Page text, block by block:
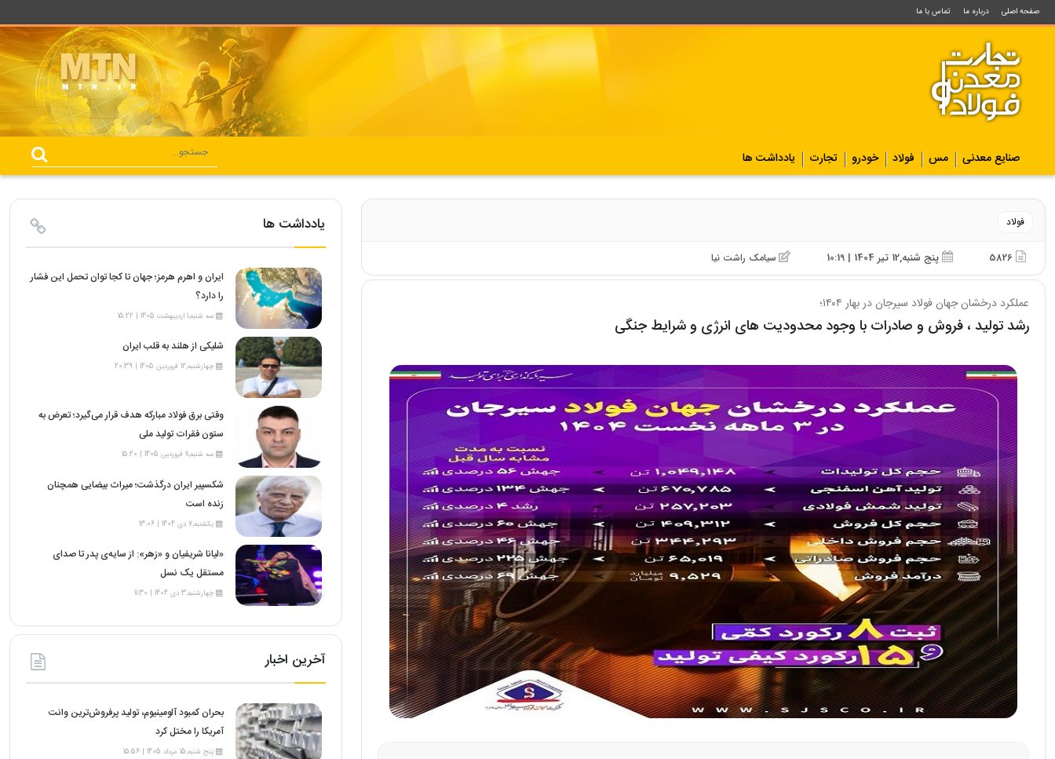
صفحه اصلی درباره ما تماس با ما
صنایع معدنی مس فولاد خودرو تجارت یادداشت ها
فولاد
5826 پنج شنبه,12 تیر 1404 | 10:19 سیامک راشت نیا
عملکرد درخشان جهان فولاد سیرجان در بهار ۱۴۰۴؛
رشد تولید ، فروش و صادرات با وجود محدودیت های انرژی و شرایط جنگی
یادداشت ها
ایران و اهرم هرمز؛ جهان تا کجا توان تحمل این فشار
را دارد؟
سه شنبه,1 اردیبهشت 1405 | 15:22
شلیکی از هلند به قلب ایران
چهارشنبه,12 فروردین 1405 | 20:39
وقتی برق فولاد مبارکه هدف قرار می‌گیرد؛ تعرض به
ستون فقرات تولید ملی
سه شنبه,11 فروردین 1405 | 15:20
شکسپیر ایران درگذشت؛ میراث بیضایی همچنان
زنده است
یکشنبه,7 دی 1404 | 13:06
«لیانا شریفیان و «زهر»: از سایه‌ی پدر تا صدای
مستقل یک نسل
چهارشنبه,3 دی 1404 | 11:30
آخرین اخبار
بحران کمبود آلومینیوم، تولید پرفروش‌ترین وانت
آمریکا را مختل کرد
پنج شنبه,15 مرداد 1405 | 15:56